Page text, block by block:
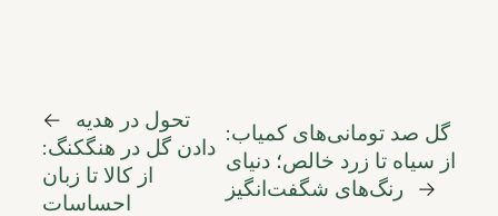
←
تحول در هدیه
دادن گل در هنگکنگ:
از کالا تا زبان
احساسات
گل صد تومانی‌های کمیاب:
از سیاه تا زرد خالص؛ دنیای
رنگ‌های شگفت‌انگیز
→